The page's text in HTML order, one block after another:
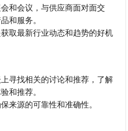
和会议，与供应商面对面交
和服务。
取最新行业动态和趋势的好机
寻找相关的讨论和推荐，了解
和推荐。
来源的可靠性和准确性。